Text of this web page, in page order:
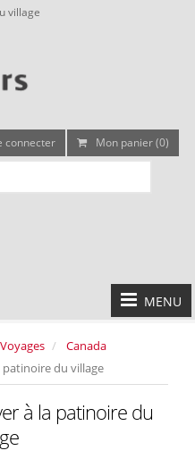
village
connecter Mon panier (0)
MENU
Voyages
Canada
du village
à la patinoire du